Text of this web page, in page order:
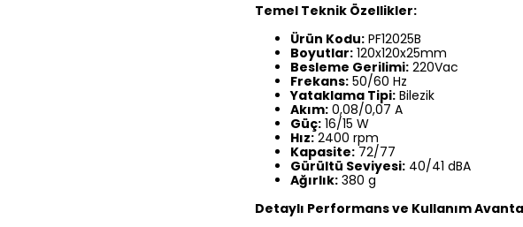
Temel Teknik Özellikler:
Ürün Kodu: PF12025B
Boyutlar: 120x120x25mm
Besleme Gerilimi: 220Vac
Frekans: 50/60 Hz
Yataklama Tipi: Bilezik
Akım: 0,08/0,07 A
Güç: 16/15 W
Hız: 2400 rpm
Kapasite: 72/77
Gürültü Seviyesi: 40/41 dBA
Ağırlık: 380 g
Detaylı Performans ve Kullanım